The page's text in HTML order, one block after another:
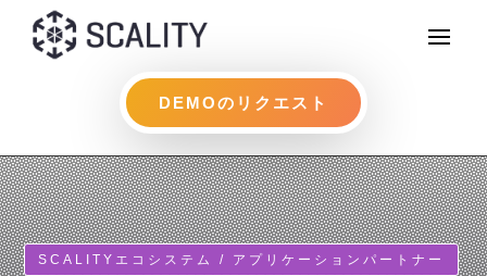
DEMOのリクエスト
SCALITYエコシステム / アプリケーションパートナー